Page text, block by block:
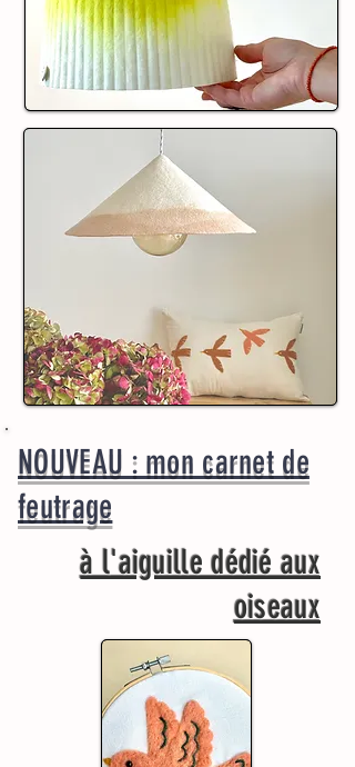
NOUVEAU : mon carnet de
feutrage
à l'aiguille dédié aux
oiseaux